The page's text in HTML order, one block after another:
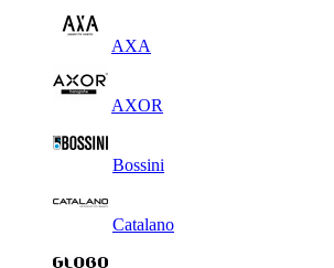
AXA
AXOR
Bossini
Catalano